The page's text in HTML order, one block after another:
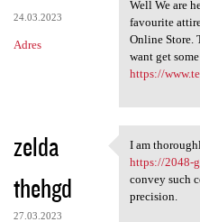
24.03.2023
Adres
Well We are
favourite
Online Store.
want get
https://
zelda
thehgd
27.03.2023
I am
I am
https://2048-
convey such
precision.